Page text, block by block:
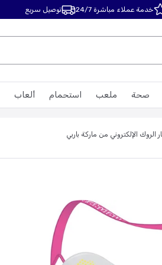
خدمة عملاء مباشرة 24/7 توصيل سريع
ألعاب استحمام ملعب صحة
الروك الإلكتروني من ماركة باربي